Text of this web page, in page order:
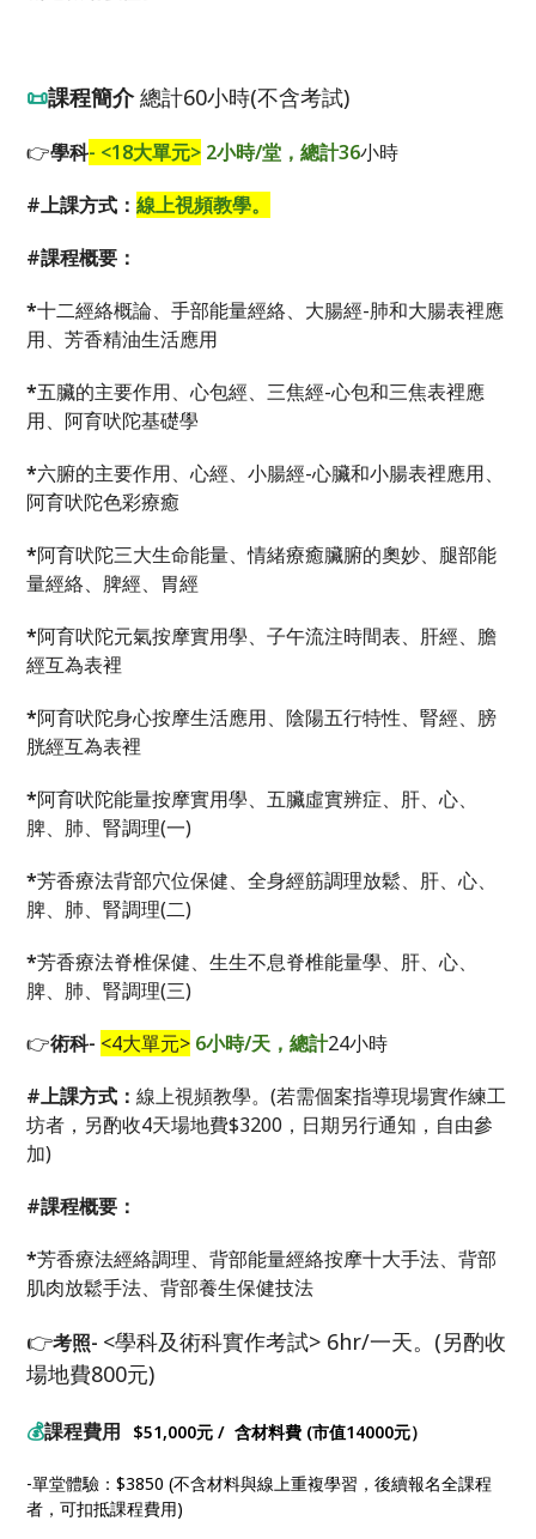
📜課程簡介總計60小時(不含考試)
👉學科- <18大單元> 2小時/堂，總計36小時
#上課方式：線上視頻教學。
#課程概要 ：
*十二經絡概論、手部能量經絡、大腸經-肺和大腸表裡應
用、芳香精油生活應用
*五臟的主要作用、心包經、三焦經-心包和三焦表裡應
用、阿育吠陀基礎學
*六腑的主要作用、心經、小腸經-心臟和小腸表裡應用、
阿育吠陀色彩療癒
*阿育吠陀三大生命能量、情緒療癒臟腑的奧妙、腿部能
量經絡、脾經、胃經
*阿育吠陀元氣按摩實用學、子午流注時間表、肝經、膽
經互為表裡
*阿育吠陀身心按摩生活應用、陰陽五行特性、腎經、膀
胱經互為表裡
*阿育吠陀能量按摩實用學、五臟虛實辨症、肝、心、
脾、肺、腎調理(一)
*芳香療法背部穴位保健、全身經筋調理放鬆、肝、心、
脾、肺、腎調理(二)
*芳香療法脊椎保健、生生不息脊椎能量學、肝、心、
脾、肺、腎調理(三)
👉術科- <4大單元> 6小時/天，總計24小時
#上課方式：線上視頻教學。(若需個案指導現場實作練工
坊者，另酌收4天場地費$3200，日期另行通知，自由參
加)
#課程概要 ：
*芳香療法經絡調理、背部能量經絡按摩十大手法、背部
肌肉放鬆手法、背部養生保健技法
👉考照- <學科及術科實作考試> 6hr/一天。 (另酌收
場地費800元)
💰課程費用 $51,000元 / 含材料費 (市值14000元）
-單堂體驗：$3850 (不含材料與線上重複學習，後續報名全課程
者，可扣抵課程費用)